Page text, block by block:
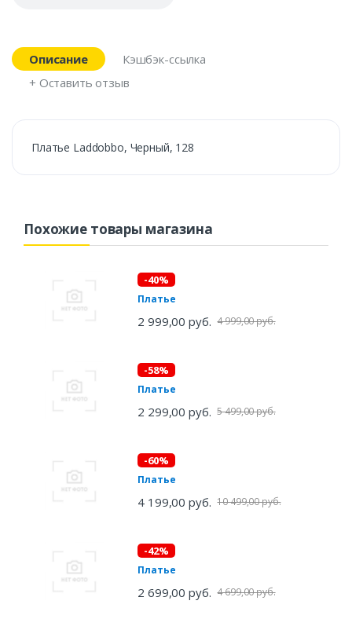
Описание
Кэшбэк-ссылка
+ Оставить отзыв
Платье Laddobbo, Черный, 128
Похожие товары магазина
-40%
Платье
2 999,00 руб. 4 999,00 руб.
-58%
Платье
2 299,00 руб. 5 499,00 руб.
-60%
Платье
4 199,00 руб. 10 499,00 руб.
-42%
Платье
2 699,00 руб. 4 699,00 руб.